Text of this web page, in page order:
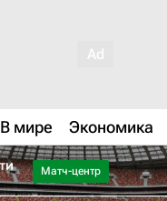
В мире Экономика
Матч-центр